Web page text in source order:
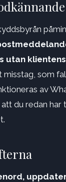
utan
misstag, som
av
du redan har